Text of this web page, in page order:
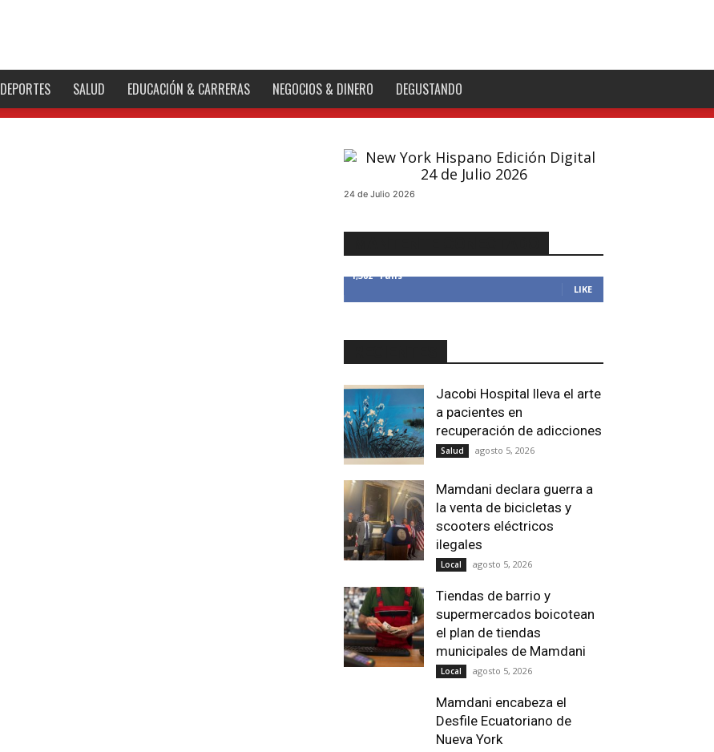
DEPORTES SALUD EDUCACIÓN & CARRERAS NEGOCIOS & DINERO DEGUSTANDO
24 de Julio 2026
1,382 Fans
LIKE
Jacobi Hospital lleva el arte
a pacientes en
recuperación de adicciones
Salud agosto 5, 2026
Mamdani declara guerra a
la venta de bicicletas y
scooters eléctricos
ilegales
Local agosto 5, 2026
Tiendas de barrio y
supermercados boicotean
el plan de tiendas
municipales de Mamdani
Local agosto 5, 2026
Mamdani encabeza el
Desfile Ecuatoriano de
Nueva York